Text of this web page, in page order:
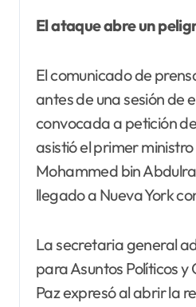
El ataque abre un
El comunicado de
antes de una sesión de
convocada a petición
asistió el primer
Mohammed bin
llegado a Nueva York
La secretaria general
para Asuntos Políticos y
Paz expresó al abrir la